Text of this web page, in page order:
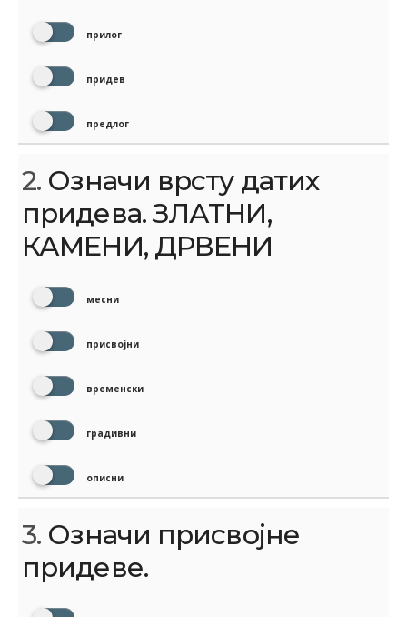
прилог
придев
предлог
2. Означи врсту датих
придева. ЗЛАТНИ,
КАМЕНИ, ДРВЕНИ
месни
присвојни
временски
градивни
описни
3. Означи присвојне
придеве.